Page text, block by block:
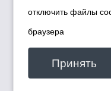
Политика по
данных в
мэрии города
Техническая
отключить файлы
браузера
Принять